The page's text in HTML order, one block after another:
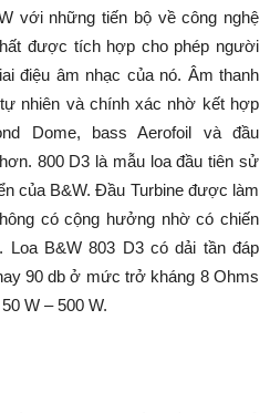
với những tiến bộ về công nghệ
được tích hợp cho phép người
điệu âm nhạc của nó. Âm thanh
nhiên và chính xác nhờ kết hợp
Dome, bass Aerofoil và đầu
800 D3 là mẫu loa đầu tiên sử
của B&W. Đầu Turbine được làm
có cộng hưởng nhờ có chiến
B&W 803 D3 có dải tần đáp
90 db ở mức trở kháng 8 Ohms
W – 500 W.